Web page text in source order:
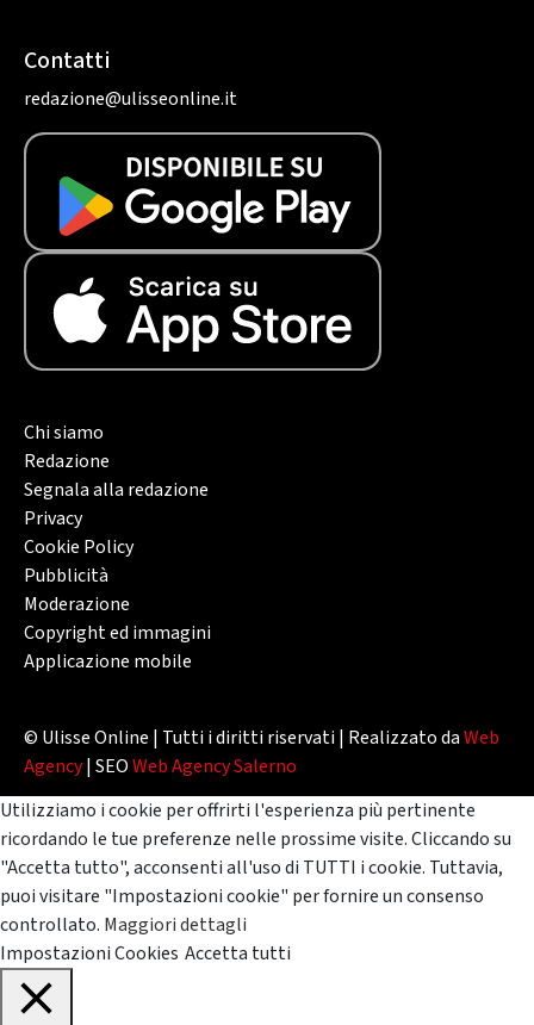
Contatti
redazione@ulisseonline.it
Chi siamo
Redazione
Segnala alla redazione
Privacy
Cookie Policy
Pubblicità
Moderazione
Copyright ed immagini
Applicazione mobile
© Ulisse Online | Tutti i diritti riservati | Realizzato daWeb
Agency| SEOWeb Agency Salerno
Utilizziamo i cookie per offrirti l'esperienza più pertinente
ricordando le tue preferenze nelle prossime visite. Cliccando su
"Accetta tutto", acconsenti all'uso di TUTTI i cookie. Tuttavia,
puoi visitare "Impostazioni cookie" per fornire un consenso
controllato. Maggiori dettagli
Impostazioni Cookies Accetta tutti